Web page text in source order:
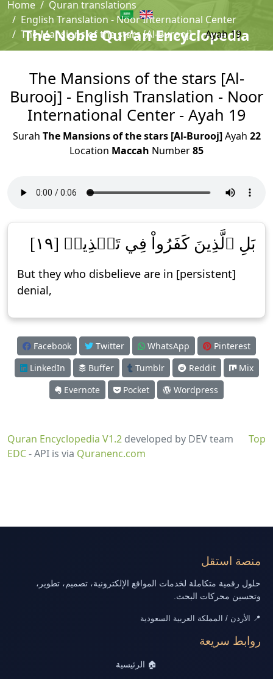
The Noble Qur'an Encyclopedia
Home
Quran translations
English Translation - Noor International Center
The Mansions of the stars [Al-Burooj]
Ayah 19
The Mansions of the stars [Al-
Burooj] - English Translation - Noor
International Center - Ayah 19
Surah The Mansions of the stars [Al-Burooj]Ayah 22
Location Maccah Number85
بَلِ ٱلَّذِينَ كَفَرُواْ فِي تَكۡذِيبٖ [١٩]
But they who disbelieve are in [persistent]
denial,
Facebook Twitter WhatsApp
Pinterest
LinkedIn
Buffer Tumblr Reddit
Mix
Evernote
Pocket Wordpress
Top
Quran Encyclopedia V1.2 developed by DEV team
EDC- API is via Quranenc.com
منصة استقل
حلول رقمية متكاملة لخدمات المواقع الإلكترونية، تصميم، تطوير،
وتحسين محركات البحث.
📍 الأردن / المملكة العربية السعودية
روابط سريعة
🏠 الرئيسية